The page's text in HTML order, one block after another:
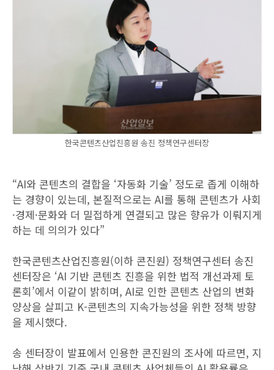
한국콘텐츠산업진흥원 송진 정책연구센터장
“AI와 콘텐츠의 결합을 ‘자동화 기술’ 정도로 좁게 이해하
는 경향이 있는데, 본질적으로는 AI를 통해 콘텐츠가 사회
·경제·문화와 더 밀접하게 연결되고 많은 향유가 이뤄지게
하는 데 의의가 있다”
한국콘텐츠산업진흥원(이하 콘진원) 정책연구센터 송진
센터장은 ‘AI 기반 콘텐츠 진흥을 위한 법적 개선과제 토
론회’에서 이같이 밝히며, AI로 인한 콘텐츠 산업의 변화
양상을 살피고 K-콘텐츠의 지속가능성을 위한 정책 방향
을 제시했다.
송 센터장이 발표에서 인용한 콘진원의 조사에 따르면, 지